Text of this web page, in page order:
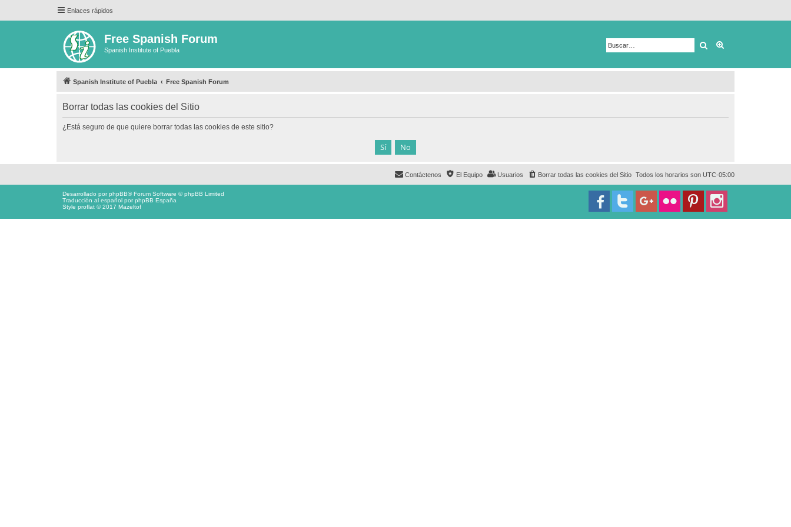
Enlaces rápidos
Free Spanish Forum
Spanish Institute of Puebla Buscar
Spanish Institute of Puebla Free Spanish Forum
Borrar todas las cookies del Sitio
¿Está seguro de que quiere borrar todas las cookies de este sitio?
Todos los horarios son UTC-05:00
Borrar todas las cookies del Sitio
Usuarios
El Equipo
Contáctenos
Desarrollado porphpBB® Forum Software © phpBB Limited
Traducción al español porphpBB España
Style proflat © 2017 Mazeltof